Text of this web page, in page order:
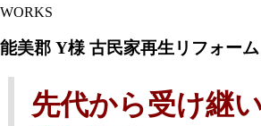
WORKS
能美郡 Y様 古民家再生リフォーム
先代から受け継